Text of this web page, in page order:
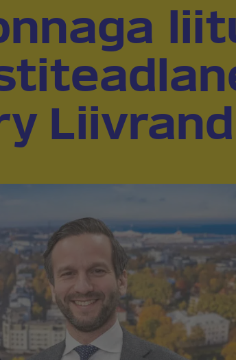
Liivrand